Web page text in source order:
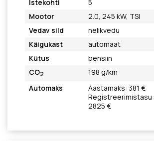
Istekohti
5
Mootor
2.0, 245 kW, TSI
Vedav sild
nelikvedu
Käigukast
automaat
Kütus
bensiin
CO2
198 g/km
Automaks
Aastamaks: 381 €
Registreerimistasu:
2825 €